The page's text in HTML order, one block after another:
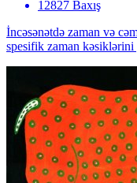
12827 Baxış
İncəsənətdə zaman və
spesifik zaman kəsiklərini